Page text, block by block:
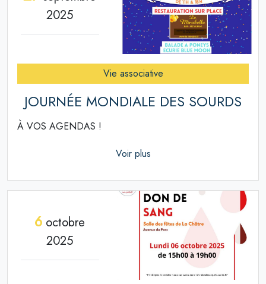
2025
Vie associative
JOURNÉE MONDIALE DES SOURDS
À VOS AGENDAS !
Voir plus
6 octobre
2025